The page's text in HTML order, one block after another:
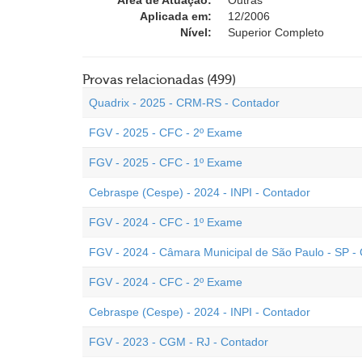
Aplicada em:
12/2006
Nível:
Superior Completo
Provas relacionadas (499)
Quadrix - 2025 - CRM-RS - Contador
FGV - 2025 - CFC - 2º Exame
FGV - 2025 - CFC - 1º Exame
Cebraspe (Cespe) - 2024 - INPI - Contador
FGV - 2024 - CFC - 1º Exame
FGV - 2024 - Câmara Municipal de São Paulo - SP -
FGV - 2024 - CFC - 2º Exame
Cebraspe (Cespe) - 2024 - INPI - Contador
FGV - 2023 - CGM - RJ - Contador